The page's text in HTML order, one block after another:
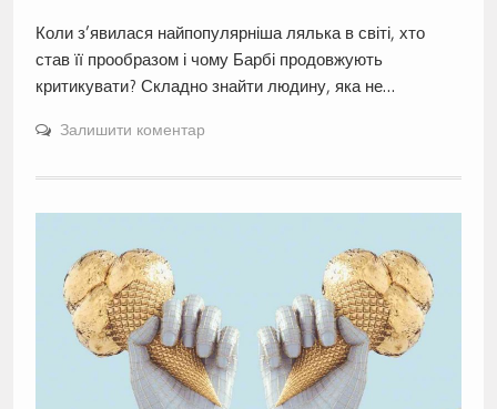
Коли з’явилася найпопулярніша лялька в світі, хто
став її прообразом і чому Барбі продовжують
критикувати? Складно знайти людину, яка не…
Залишити коментар